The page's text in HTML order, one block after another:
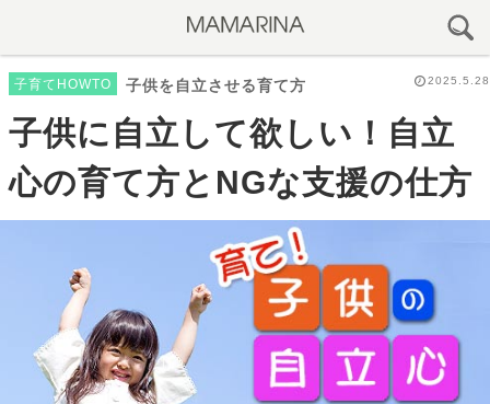
子育てHOWTO 子供を自立させる育て方 2025.5.28
子供に自立して欲しい！自立
心の育て方とNGな支援の仕方